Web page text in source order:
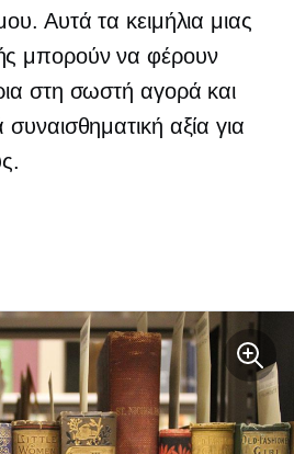
Αυτά τα κειμήλια μιας
μπορούν να φέρουν
στη σωστή αγορά και
αξία για